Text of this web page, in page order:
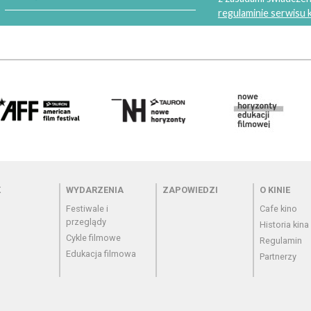
regulaminie serwisu
- cennik Menu - wydarzenia
WYDARZENIA
Festiwale i
przeglądy
Cykle filmowe
Edukacja filmowa
Menu - zapowiedzi
ZAPOWIEDZI Menu -
O KINIE
Cafe kino
Historia kina
Regulamin
Partnerzy